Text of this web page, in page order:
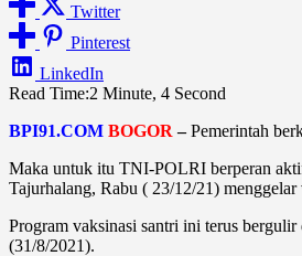
Twitter
Pinterest
LinkedIn
Read Time:2 Minute, 4 Second
BPI91.COM BOGOR –Pemerintah
Maka untuk itu TNI-POLRI berperan
Tajurhalang, Rabu ( 23/12/21)
Program vaksinasi santri ini terus
(31/8/2021).